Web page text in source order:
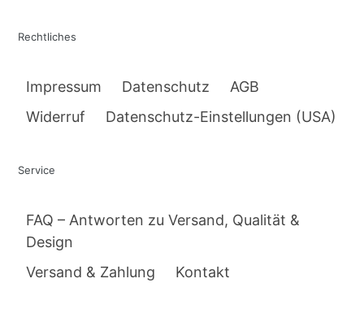
Rechtliches
Impressum Datenschutz
AGB
Widerruf
Datenschutz-Einstellungen (USA)
Service
FAQ – Antworten zu Versand, Qualität &
Design
Versand & Zahlung
Kontakt